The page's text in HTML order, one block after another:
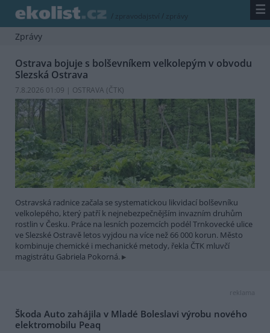
/ zpravodajství / zprávy ☰
Zprávy
Ostrava bojuje s bolševníkem velkolepým v obvodu
Slezská Ostrava
7.8.2026 01:09 | OSTRAVA (ČTK)
Ostravská radnice začala se systematickou likvidací bolševníku
velkolepého, který patří k nejnebezpečnějším invazním druhům
rostlin v Česku. Práce na lesních pozemcích podél Trnkovecké ulice
ve Slezské Ostravě letos vyjdou na více než 66 000 korun. Město
kombinuje chemické i mechanické metody, řekla ČTK mluvčí
magistrátu Gabriela Pokorná.
reklama
Škoda Auto zahájila v Mladé Boleslavi výrobu nového
elektromobilu Peaq